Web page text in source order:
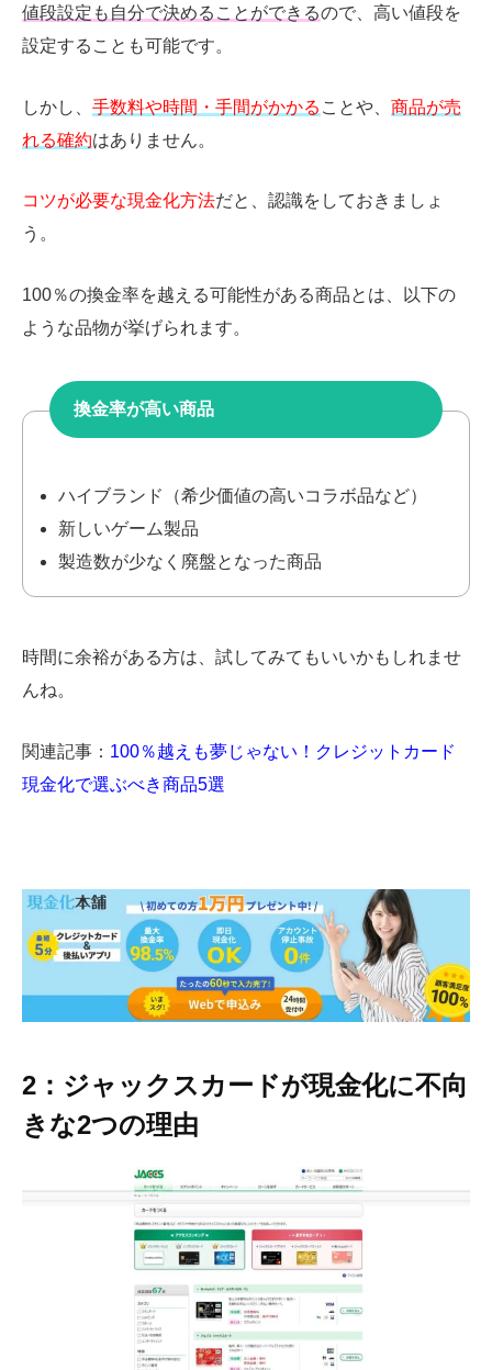
値段設定も自分で決めることができるので、高い値段を
設定することも可能です。
しかし、 手数料や時間・手間がかかる ことや、 商品が売
れる確約はありません。
コツが必要な現金化方法だと、認識をしておきましょ
う。
100％の換金率を越える可能性がある商品とは、以下の
ような品物が挙げられます。
換金率が高い商品
ハイブランド（希少価値の高いコラボ品など）
新しいゲーム製品
製造数が少なく廃盤となった商品
時間に余裕がある方は、試してみてもいいかもしれませ
んね。
関連記事： 100％越えも夢じゃない！クレジットカード
現金化で選ぶべき商品5選
2：ジャックスカードが現金化に不向
きな2つの理由